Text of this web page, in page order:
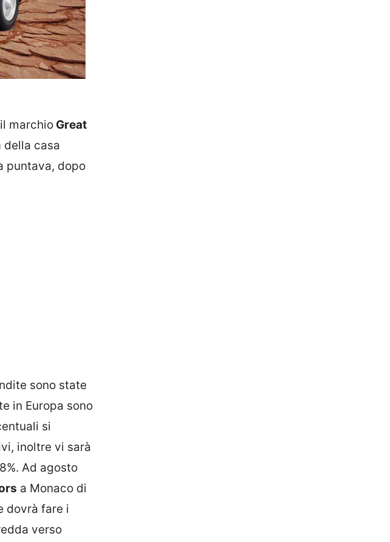
marchio Great
della casa
puntava, dopo
sono state
in Europa sono
si
inoltre vi sarà
Ad agosto
a Monaco di
dovrà fare i
verso